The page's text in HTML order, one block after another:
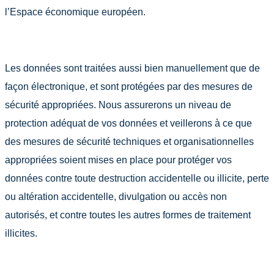
l’Espace économique européen.
Les données sont traitées aussi bien manuellement que de
façon électronique, et sont protégées par des mesures de
sécurité appropriées. Nous assurerons un niveau de
protection adéquat de vos données et veillerons à ce que
des mesures de sécurité techniques et organisationnelles
appropriées soient mises en place pour protéger vos
données contre toute destruction accidentelle ou illicite, perte
ou altération accidentelle, divulgation ou accès non
autorisés, et contre toutes les autres formes de traitement
illicites.